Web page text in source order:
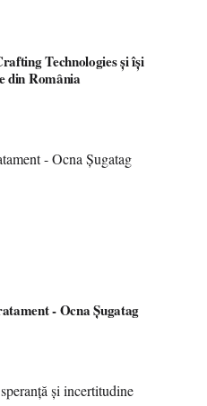
Technologies și își
din România
- Ocna Șugatag